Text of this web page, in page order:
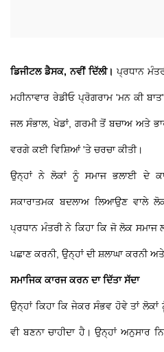
ਡਿਜੀਟਲ ਡੈਸਕ, ਨਵੀਂ ਦਿੱਲੀ।ਪ੍ਰਧਾਨ
ਮਹੀਨਾਵਾਰ ਰੇਡੀਓ ਪ੍ਰੋਗਰਾਮ 'ਮਨ ਕੀ
ਜਲ ਸੰਭਾਲ, ਖੇਡਾਂ, ਗਰਮੀ ਤੋਂ ਬਚਾਅ ਅਤੇ
ਵਰਗੇ ਕਈ ਵਿਸ਼ਿਆਂ 'ਤੇ ਚਰਚਾ ਕੀਤੀ।
ਉਨ੍ਹਾਂ ਨੇ ਲੋਕਾਂ ਨੂੰ ਸਮਾਜ ਭਲਾਈ ਦੇ
ਸਕਾਰਾਤਮਕ ਬਦਲਾਅ ਲਿਆਉਣ ਵਾਲੇ
ਪ੍ਰਧਾਨ ਮੰਤਰੀ ਨੇ ਕਿਹਾ ਕਿ ਜੋ ਲੋਕ
ਪਛਾਣ ਕਰਨੀ, ਉਨ੍ਹਾਂ ਦੀ ਸ਼ਲਾਘਾ ਕਰਨੀ
ਸਮਾਜਿਕ ਕਾਰਜ ਕਰਨ ਦਾ ਦਿੱਤਾ ਸੱਦਾ
ਉਨ੍ਹਾਂ ਕਿਹਾ ਕਿ ਜੇਕਰ ਸੰਭਵ ਹੋਵੇ ਤਾਂ ਲੋਕਾਂ
ਵੀ ਬਣਨਾ ਚਾਹੀਦਾ ਹੈ। ਉਨ੍ਹਾਂ ਅਨੁਸਾਰ